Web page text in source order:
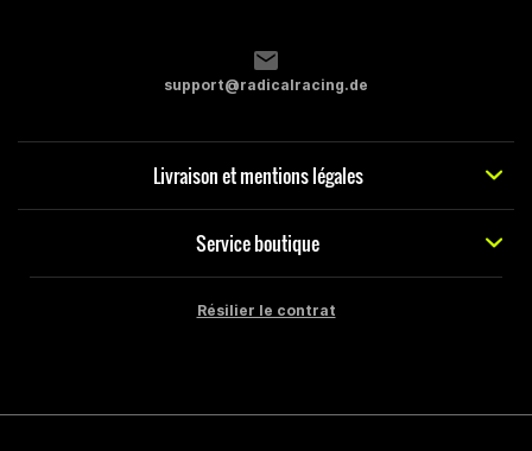
support@radicalracing.de
Livraison et mentions légales
Service boutique
Résilier le contrat